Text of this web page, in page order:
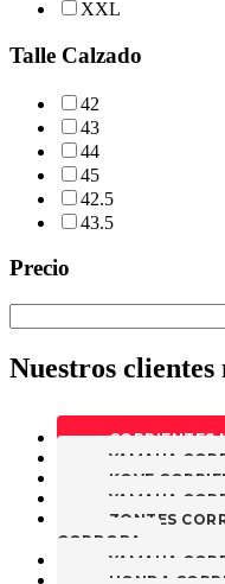
XXL
Talle Calzado
42
43
44
45
42.5
43.5
Precio
Nuestros clientes
CORRIENTES
YAMAHA
KOVE
YAMAHA
ZONTES
CORDOBA
YAMAHA